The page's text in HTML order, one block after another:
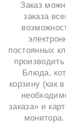
Заказ
заказа
постоянных
Блюда,
корзину (как
заказа» и